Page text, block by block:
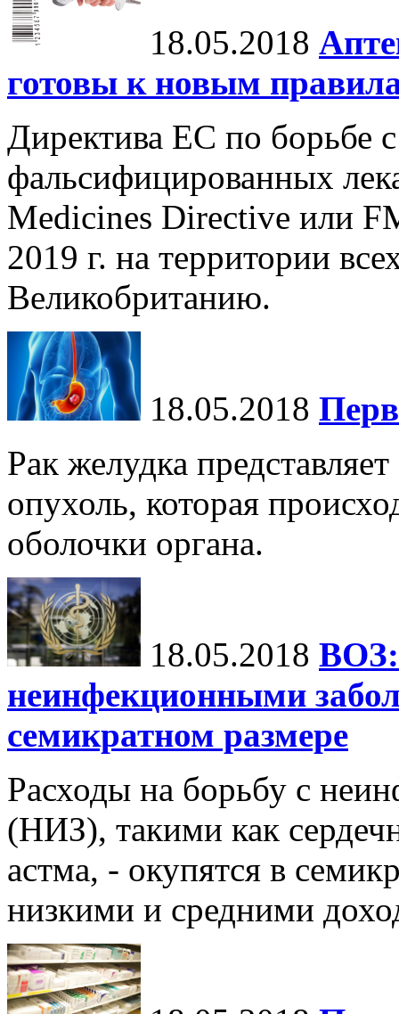
18.05.2018
готовы к новым
Директива ЕС по борьбе
фальсифицированных
Medicines Directive или
2019 г. на территории
Великобританию.
18.05.2018
Рак желудка
опухоль, которая
оболочки органа.
18.05.2018 ВОЗ:
неинфекционными
семикратном размере
Расходы на борьбу с
(НИЗ), такими как
астма, - окупятся в
низкими и средними